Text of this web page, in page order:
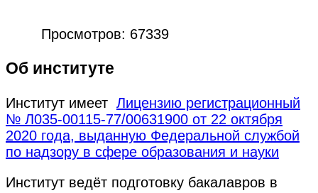
Просмотров: 67339
Об институте
Институт имеет Лицензию регистрационный
№ Л035-00115-77/00631900 от 22 октября
2020 года, выданную Федеральной службой
по надзору в сфере образования и науки
Институт ведёт подготовку бакалавров в